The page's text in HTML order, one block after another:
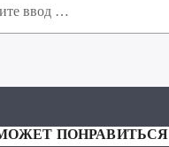
ПОНРАВИТЬСЯ